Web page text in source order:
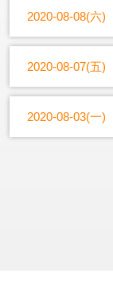
2020-08-08(六)
2020-08-07(五)
2020-08-03(一)